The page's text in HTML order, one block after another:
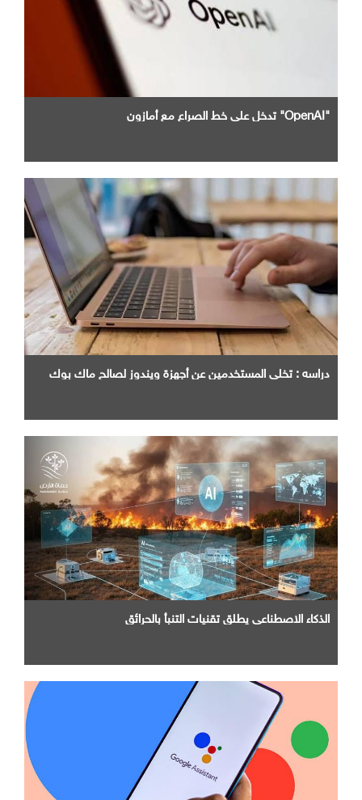
"OpenAI" تدخل علي خط الصراع مع أمازون
دراسه : تخلي المستخدمين عن أجهزة ويندوز لصالح ماك بوك
الذكاء الاصطناعي يطلق تقنيات التنبأ بالحرائق